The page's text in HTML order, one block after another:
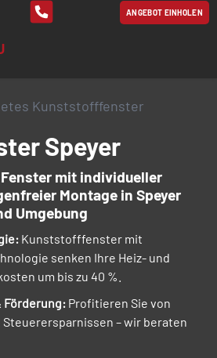
ANGEBOT EINHOLEN
Speyer
mit individueller
Montage in Speyer
Umgebung
Kunststofffenster mit
senken Ihre Heiz- und
um bis zu 40 %.
Förderung: Profitieren Sie von
– wir beraten